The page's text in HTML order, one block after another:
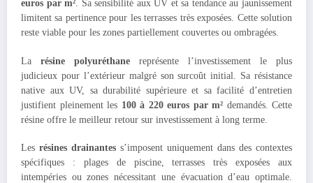
euros par m². Sa sensibilité aux UV et sa tendance au jaunissement
limitent sa pertinence pour les terrasses très exposées. Cette solution
reste viable pour les zones partiellement couvertes ou ombragées.
La résine polyuréthane représente l’investissement le plus
judicieux pour l’extérieur malgré son surcoût initial. Sa résistance
native aux UV, sa durabilité supérieure et sa facilité d’entretien
justifient pleinement les 100 à 220 euros par m² demandés. Cette
résine offre le meilleur retour sur investissement à long terme.
Les résines drainantes s’imposent uniquement dans des contextes
spécifiques : plages de piscine, terrasses très exposées aux
intempéries ou zones nécessitant une évacuation d’eau optimale.